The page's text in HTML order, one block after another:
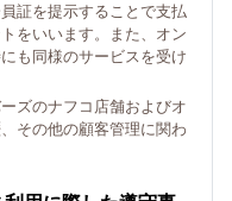
証を提示することで支払
をいいます。また、オン
も同様のサービスを受け
ズのナフコ店舗およびオ
その他の顧客管理に関わ